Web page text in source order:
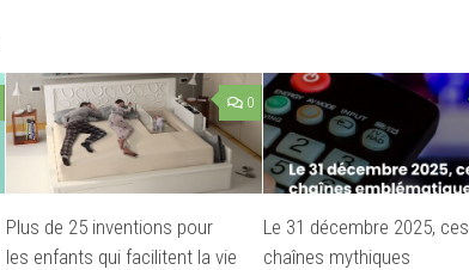
0
Plus de 25 inventions pour
les enfants qui facilitent la vie
Le 31 décembre 2025, ces
chaînes mythiques